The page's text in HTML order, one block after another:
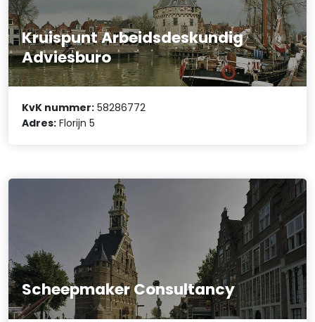
Kruispunt Arbeidsdeskundig
Adviesburo
KvK nummer: 58286772
Adres: Florijn 5
Scheepmaker Consultancy